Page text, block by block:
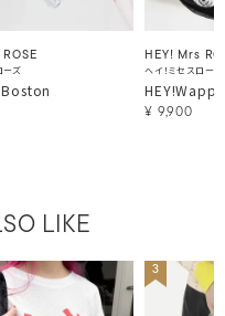
ーズ
HEY! Mrs
ヘイ！ミセスローズ
¥ 9,900
LIKE
3